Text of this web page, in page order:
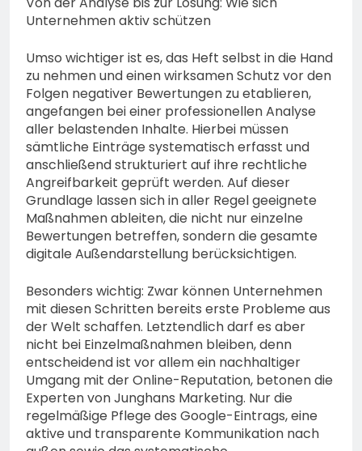
Unternehmen aktiv schützen
Umso wichtiger ist es, das Heft selbst in die Hand
zu nehmen und einen wirksamen Schutz vor den
Folgen negativer Bewertungen zu etablieren,
angefangen bei einer professionellen Analyse
aller belastenden Inhalte. Hierbei müssen
sämtliche Einträge systematisch erfasst und
anschließend strukturiert auf ihre rechtliche
Angreifbarkeit geprüft werden. Auf dieser
Grundlage lassen sich in aller Regel geeignete
Maßnahmen ableiten, die nicht nur einzelne
Bewertungen betreffen, sondern die gesamte
digitale Außendarstellung berücksichtigen.
Besonders wichtig: Zwar können Unternehmen
mit diesen Schritten bereits erste Probleme aus
der Welt schaffen. Letztendlich darf es aber
nicht bei Einzelmaßnahmen bleiben, denn
entscheidend ist vor allem ein nachhaltiger
Umgang mit der Online-Reputation, betonen die
Experten von Junghans Marketing. Nur die
regelmäßige Pflege des Google-Eintrags, eine
aktive und transparente Kommunikation nach